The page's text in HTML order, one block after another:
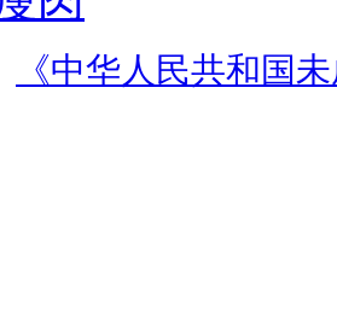
《中华人民共和国